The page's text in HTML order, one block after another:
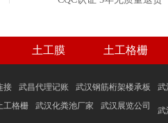
土工膜 土工格栅
接 武昌代理记账 武汉钢筋桁架楼承板
武
工格栅
武汉化粪池厂家 武汉展览公司 武